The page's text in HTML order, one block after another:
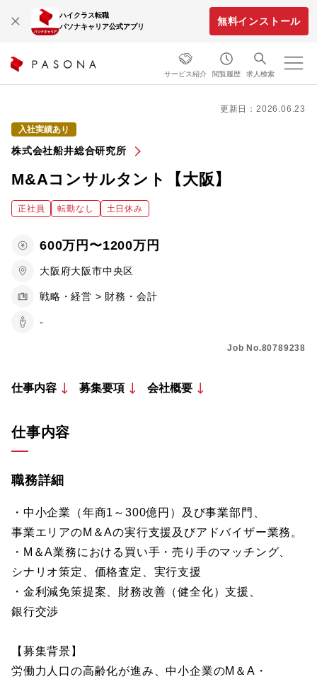
ハイクラス転職
パソナキャリア公式アプリ
無料インストール
サービス紹介 閲覧履歴 求人検索
更新日：2026.06.23
入社実績あり
株式会社船井総合研究所
M&Aコンサルタント【大阪】
正社員 転勤なし 土日休み
600万円〜1200万円
大阪府大阪市中央区
戦略・経営 > 財務・会計
-
Job No.80789238
仕事内容 募集要項 会社概要
仕事内容
職務詳細
・中小企業（年商1～300億円）及び事業部門、
事業エリアのM＆Aの実行支援及びアドバイザー業務。
・M＆A業務における買い手・売り手のマッチング、
シナリオ策定、価格査定、実行支援
・金利減免策提案、財務改善（健全化）支援、
銀行交渉
【募集背景】
労働力人口の高齢化が進み、中小企業のM＆A・